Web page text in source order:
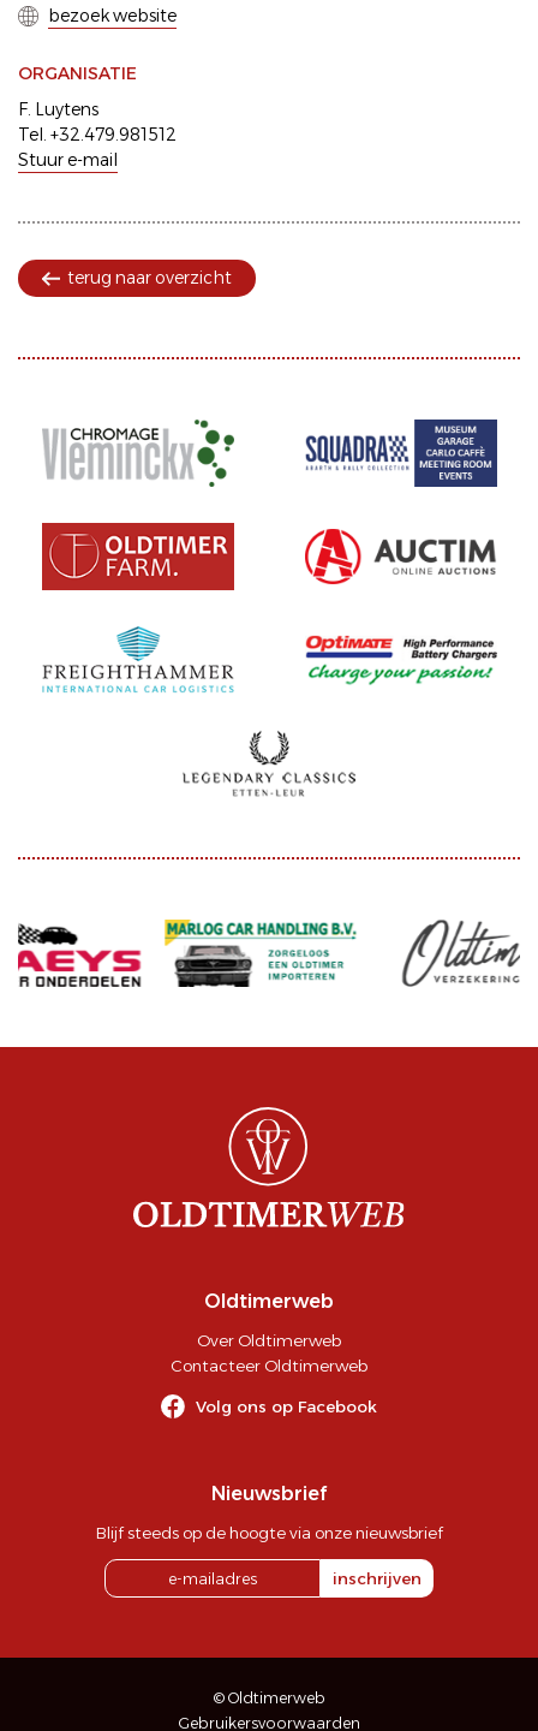
bezoek website
ORGANISATIE
F. Luytens
Tel. +32.479.981512
Stuur e-mail
terug naar overzicht
Oldtimerweb
Over Oldtimerweb
Contacteer Oldtimerweb
Volg ons op Facebook
Nieuwsbrief
Blijf steeds op de hoogte via onze nieuwsbrief
inschrijven
© Oldtimerweb
Gebruikersvoorwaarden